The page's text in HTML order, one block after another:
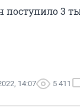
поступило 3
14:07 5 411